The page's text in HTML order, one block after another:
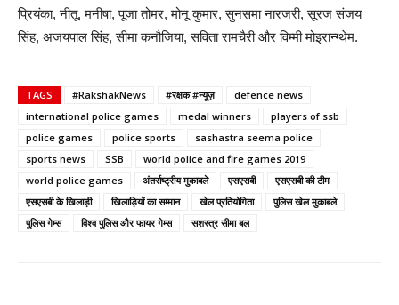
प्रियंका, नीतू, मनीषा, पूजा तोमर, मोनू कुमार, सुनसमा नारजरी, सूरज संजय
सिंह, अजयपाल सिंह, सीमा कनौजिया, सविता रामचैरी और विम्मी मोइरान्ग्थेम.
TAGS #RakshakNews #रक्षक #न्यूज़
defence news
international police games
medal winners
players of ssb
police games
police sports
sashastra seema police
sports news
SSB
world police and fire games 2019
world police games
अंतर्राष्ट्रीय मुकाबले एसएसबी
एसएसबी की टीम
एसएसबी के खिलाड़ी
खिलाड़ियों का सम्मान खेल प्रतियोगिता
पुलिस खेल मुकाबले
पुलिस गेम्स
विश्व पुलिस और फायर गेम्स सशस्त्र सीमा बल